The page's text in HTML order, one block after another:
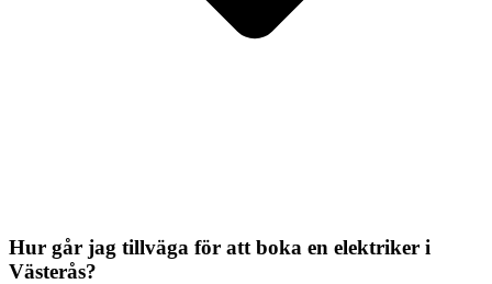
Hur går jag tillväga för att boka en elektriker i
Västerås?